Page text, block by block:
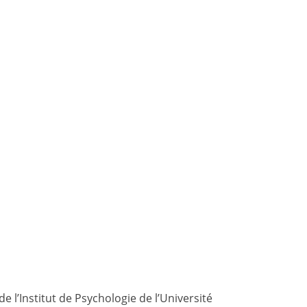
de l’Institut de Psychologie de l’Université